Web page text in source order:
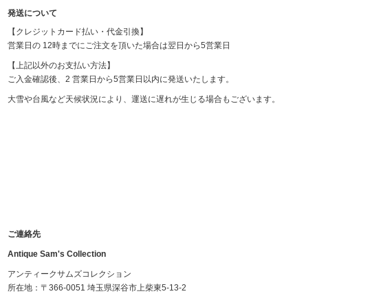
発送について
【クレジットカード払い・代金引換】
営業日の 12時までにご注文を頂いた場合は翌日から5営業日
【上記以外のお支払い方法】
ご入金確認後、2 営業日から5営業日以内に発送いたします。
大雪や台風など天候状況により、運送に遅れが生じる場合もございます。
ご連絡先
Antique Sam's Collection
アンティークサムズコレクション
所在地：〒366-0051 埼玉県深谷市上柴東5-13-2